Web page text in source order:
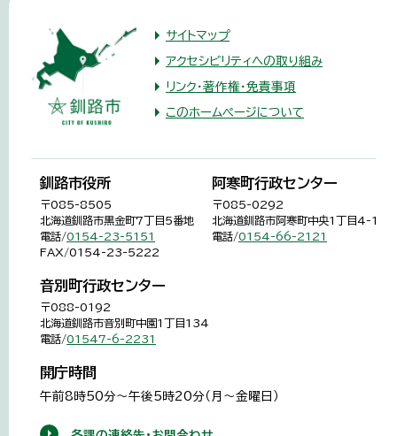
サイトマップ
アクセシビリティへの取り組み
リンク・著作権・免責事項
このホームページについて
釧路市役所
〒085-8505
北海道釧路市黒金町7丁目5番地
電話/0154-23-5151
FAX/0154-23-5222
阿寒町行政センター
〒085-0292
北海道釧路市阿寒町中央1丁目4-1
電話/0154-66-2121
音別町行政センター
〒088-0192
北海道釧路市音別町中園1丁目134
電話/01547-6-2231
開庁時間
午前8時50分～午後5時20分（月～金曜日）